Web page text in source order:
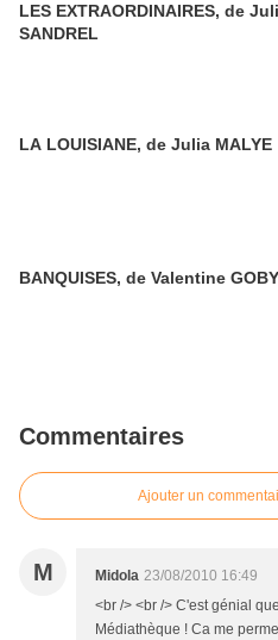
LES EXTRAORDINAIRES, de
SANDREL
LA LOUISIANE, de Julia MALYE
BANQUISES, de Valentine GOBY
Commentaires
Ajouter un
M Midola 23/08/2010 16:49
<br /> <br /> C'est génial
Médiathèque ! Ca me